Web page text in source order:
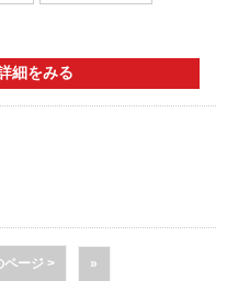
細をみる
ページ > »